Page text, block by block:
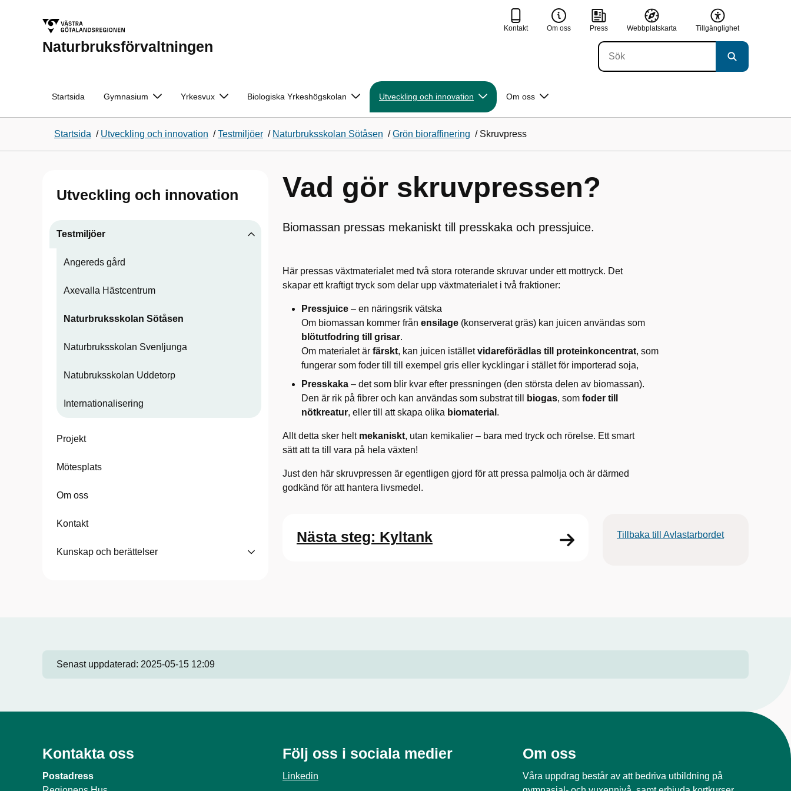
Naturbruksförvaltningen
Kontakt Om oss Press Webbplatskarta Tillgänglighet
Startsida Gymnasium Yrkesvux Biologiska Yrkeshögskolan Utveckling och innovation Om oss
Startsida / Utveckling och innovation /Testmiljöer / Naturbruksskolan Sötåsen /Grön bioraffinering / Skruvpress
Utveckling och innovation
Testmiljöer
Angereds gård
Axevalla Hästcentrum
Naturbruksskolan Sötåsen
Naturbruksskolan Svenljunga
Natubruksskolan Uddetorp
Internationalisering
Projekt
Mötesplats
Om oss
Kontakt
Kunskap och berättelser
Vad gör skruvpressen?
Biomassan pressas mekaniskt till presskaka och pressjuice.
Här pressas växtmaterialet med två stora roterande skruvar under ett mottryck. Det
skapar ett kraftigt tryck som delar upp växtmaterialet i två fraktioner:
Pressjuice – en näringsrik vätska
Om biomassan kommer från ensilage (konserverat gräs) kan juicen användas som
blötutfodring till grisar.
Om materialet är färskt, kan juicen iställetvidareförädlas till proteinkoncentrat, som
fungerar som foder till till exempel gris eller kycklingar i stället för importerad soja,
Presskaka – det som blir kvar efter pressningen (den största delen av biomassan).
Den är rik på fibrer och kan användas som substrat till
biogas, som foder till
nötkreatur, eller till att skapa olika biomaterial .
Allt detta sker helt mekaniskt, utan kemikalier – bara med tryck och rörelse. Ett smart
sätt att ta till vara på hela växten!
Just den här skruvpressen är egentligen gjord för att pressa palmolja och är därmed
godkänd för att hantera livsmedel.
Nästa steg: Kyltank Tillbaka till Avlastarbordet
Senast uppdaterad: 2025-05-15 12:09
Kontakta oss
Postadress
Följ oss i sociala medier
Linkedin
Om oss
Våra uppdrag består av att bedriva utbildning på